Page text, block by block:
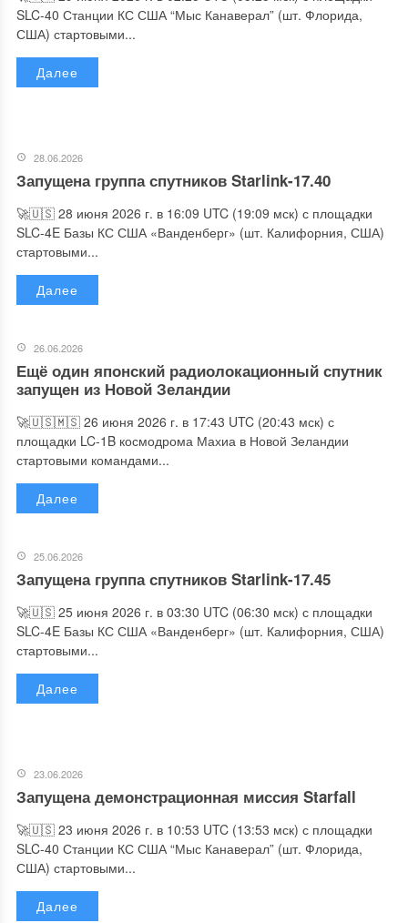
SLC-40 Станции КС США “Мыс Канаверал” (шт. Флорида,
США) стартовыми...
Далее
28.06.2026
Запущена группа спутников Starlink-17.40
🚀🇺🇸 28 июня 2026 г. в 16:09 UTC (19:09 мск) с площадки
SLC-4E Базы КС США «Ванденберг» (шт. Калифорния, США)
стартовыми...
Далее
26.06.2026
Ещё один японский радиолокационный спутник
запущен из Новой Зеландии
🚀🇺🇸🇲🇸 26 июня 2026 г. в 17:43 UTC (20:43 мск) с
площадки LC-1B космодрома Махиа в Новой Зеландии
стартовыми командами...
Далее
25.06.2026
Запущена группа спутников Starlink-17.45
🚀🇺🇸 25 июня 2026 г. в 03:30 UTC (06:30 мск) с площадки
SLC-4E Базы КС США «Ванденберг» (шт. Калифорния, США)
стартовыми...
Далее
23.06.2026
Запущена демонстрационная миссия Starfall
🚀🇺🇸 23 июня 2026 г. в 10:53 UTC (13:53 мск) с площадки
SLC-40 Станции КС США “Мыс Канаверал” (шт. Флорида,
США) стартовыми...
Далее